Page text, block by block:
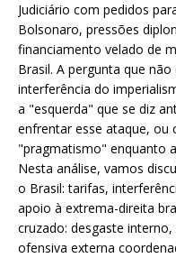
Judiciário com pedidos
Bolsonaro, pressões
financiamento velado de
Brasil. A pergunta que
interferência do
a "esquerda" que se diz
enfrentar esse ataque,
"pragmatismo" enquanto
Nesta análise, vamos
o Brasil: tarifas,
apoio à extrema-direita
cruzado: desgaste
ofensiva externa